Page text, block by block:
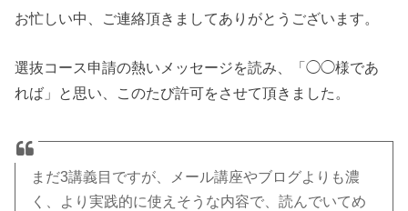
お忙しい中、ご連絡頂きましてありがとうございます。
選抜コース申請の熱いメッセージを読み、「◯◯様であ
れば」と思い、このたび許可をさせて頂きました。
まだ3講義目ですが、メール講座やブログよりも濃
く、より実践的に使えそうな内容で、読んでいてめ